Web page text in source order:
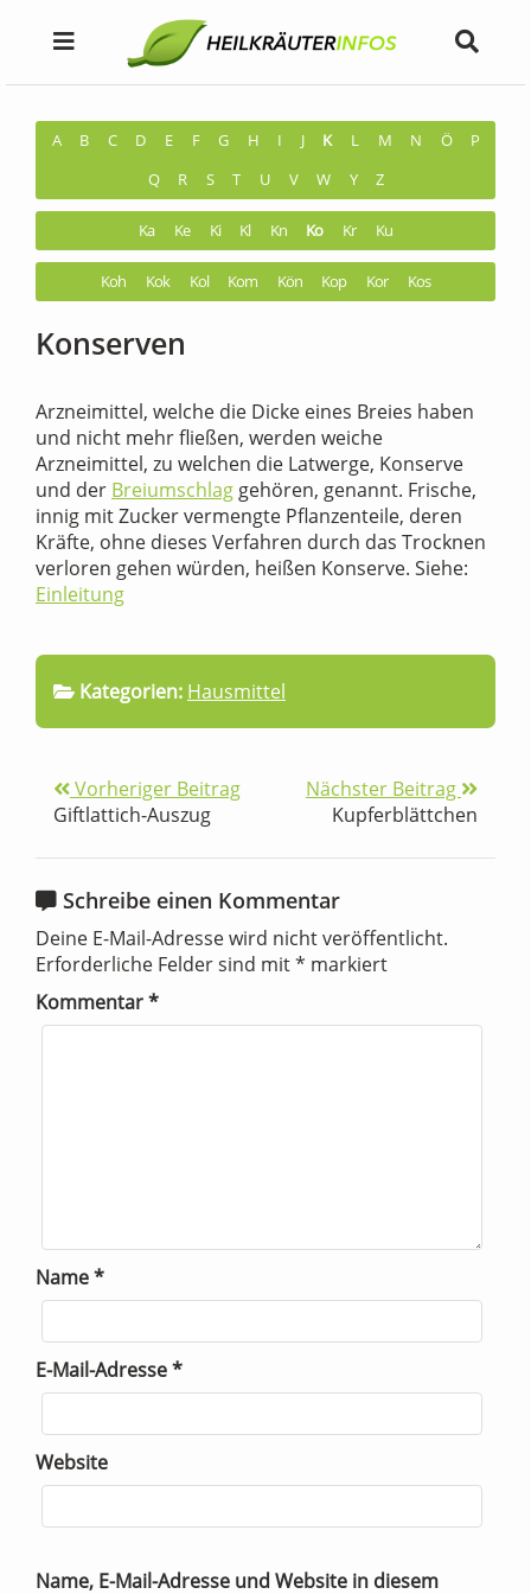
A B C D E F G H I J K L M N Ö
P
Q
R S T U V W Y Z
Ka Ke Ki Kl Kn Ko Kr Ku
Koh Kok Kol Kom Kön Kop Kor Kos
Konserven
Arzneimittel, welche die Dicke eines Breies haben
und nicht mehr fließen, werden weiche
Arzneimittel, zu welchen die Latwerge, Konserve
und der Breiumschlag gehören, genannt. Frische,
innig mit Zucker vermengte Pflanzenteile, deren
Kräfte, ohne dieses Verfahren durch das Trocknen
verloren gehen würden, heißen Konserve. Siehe:
Einleitung
Kategorien: Hausmittel
Vorheriger Beitrag
Giftlattich-Auszug
Nächster Beitrag
Kupferblättchen
Schreibe einen Kommentar
Deine E-Mail-Adresse wird nicht veröffentlicht.
Erforderliche Felder sind mit* markiert
Kommentar*
Name*
E-Mail-Adresse*
Website
Name, E-Mail-Adresse und Website in diesem